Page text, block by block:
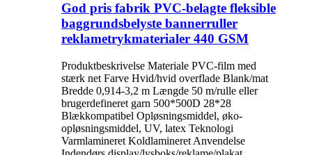
God pris fabrik PVC-belagte fleksible
baggrundsbelyste bannerruller
reklametrykmaterialer 440 GSM
Produktbeskrivelse Materiale PVC-film med
stærk net Farve Hvid/hvid overflade Blank/mat
Bredde 0,914-3,2 m Længde 50 m/rulle eller
brugerdefineret garn 500*500D 28*28
Blækkompatibel Opløsningsmiddel, øko-
opløsningsmiddel, UV, latex Teknologi
Varmlamineret Koldlamineret Anvendelse